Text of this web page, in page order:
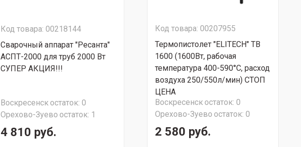
Код товара: 00218144
Сварочный аппарат "Ресанта"
АСПТ-2000 для труб 2000 Вт
СУПЕР АКЦИЯ!!!
Воскресенскостаток: 0
Орехово-Зуево остаток: 1
4 810 руб.
Код товара: 00207955
Термопистолет "ELITECH" ТВ
1600 (1600Вт, рабочая
температура 400-590°С, расход
воздуха 250/550л/мин) СТОП
ЦЕНА
Воскресенскостаток: 0
Орехово-Зуево остаток: 0
2 580 руб.